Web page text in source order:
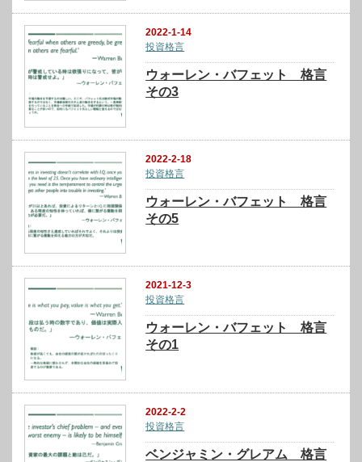
2022-1-14
投資格言
ウォーレン・バフェット 格言
その3
2022-2-18
投資格言
ウォーレン・バフェット 格言
その5
2021-12-3
投資格言
ウォーレン・バフェット 格言
その1
2022-2-2
投資格言
ベンジャミン・グレアム 格言